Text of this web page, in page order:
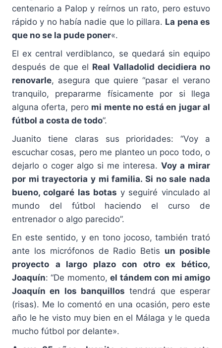
centenario a Palop y reírnos un rato, pero estuvo
rápido y no había nadie que lo pillara. La pena es
que no se la pude poner«.
El ex central verdiblanco, se quedará sin equipo
después de que el Real Valladolid decidiera no
renovarle, asegura que quiere “pasar el verano
tranquilo, prepararme físicamente por si llega
alguna oferta, pero mi mente no está en jugar al
fútbol a costa de todo”.
Juanito tiene claras sus prioridades: “Voy a
escuchar cosas, pero me planteo un poco todo, o
dejarlo o coger algo si me interesa. Voy a mirar
por mi trayectoria y mi familia. Si no sale nada
bueno, colgaré las botas y seguiré vinculado al
mundo del fútbol haciendo el curso de
entrenador o algo parecido”.
En este sentido, y en tono jocoso, también trató
ante los micrófonos de Radio Betis un posible
proyecto
a largo plazo con otro ex bético,
Joaquín: “De momento,el tándem con mi amigo
Joaquín en los banquillos tendrá que esperar
(risas). Me lo comentó en una ocasión, pero este
año le he visto muy bien en el Málaga y le queda
mucho fútbol por delante».